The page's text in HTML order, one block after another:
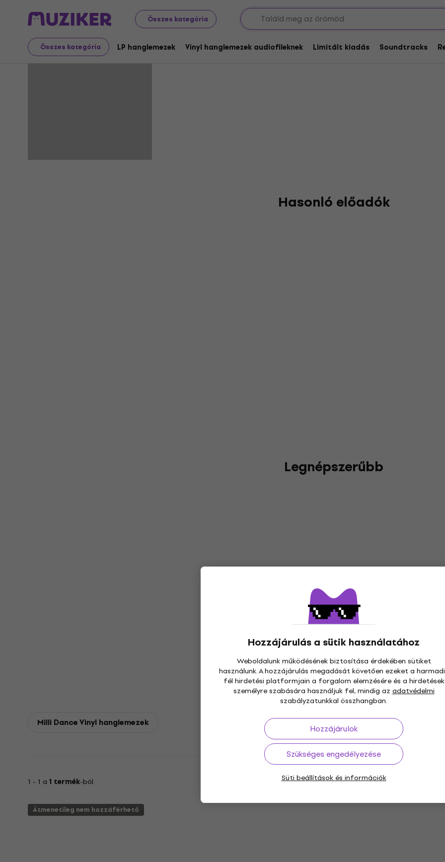
Összes kategória
Összes kategória LP hanglemezek Vinyl hanglemezek audiofileknek Limitált kiadás Soundtracks
Hozzájárulás a sütik használatához
Weboldalunk működésének biztosítása érdekében sütiket
használunk. A hozzájárulás megadását követően ezeket a
fél hirdetési platformjain a forgalom elemzésére és a hirdetések
személyre szabására használjuk fel, mindig az adatvédelmi
szabályzatunkkal összhangban.
Hozzájárulok
Szükséges engedélyezése
Süti beállítások és információk
Milli Dance
Hasonló előadók
Legnépszerűbb
Milli Dance Vinyl hanglemezek
1 - 1 a 1 termék-ból
Átmenetileg nem hozzáférhető